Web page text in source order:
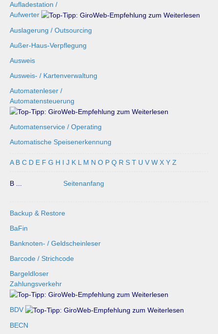
Aufladestation /
Aufwerter
Auslagerung / Outsourcing
Außer-Haus-Verpflegung
Ausweis
Ausweis- / Kartenverwaltung
Automatenleser /
Automatensteuerung
Automatenservice / Operating
Automatische Speisenerkennung
A B C D E F G H I J K L M N O P Q R S T U V W X Y Z
B ... Seitenanfang
Backup & Restore
BaFin
Banknoten- / Geldscheinleser
Barcode / Strichcode
Bargeldloser
Zahlungsverkehr
BDV
BECN